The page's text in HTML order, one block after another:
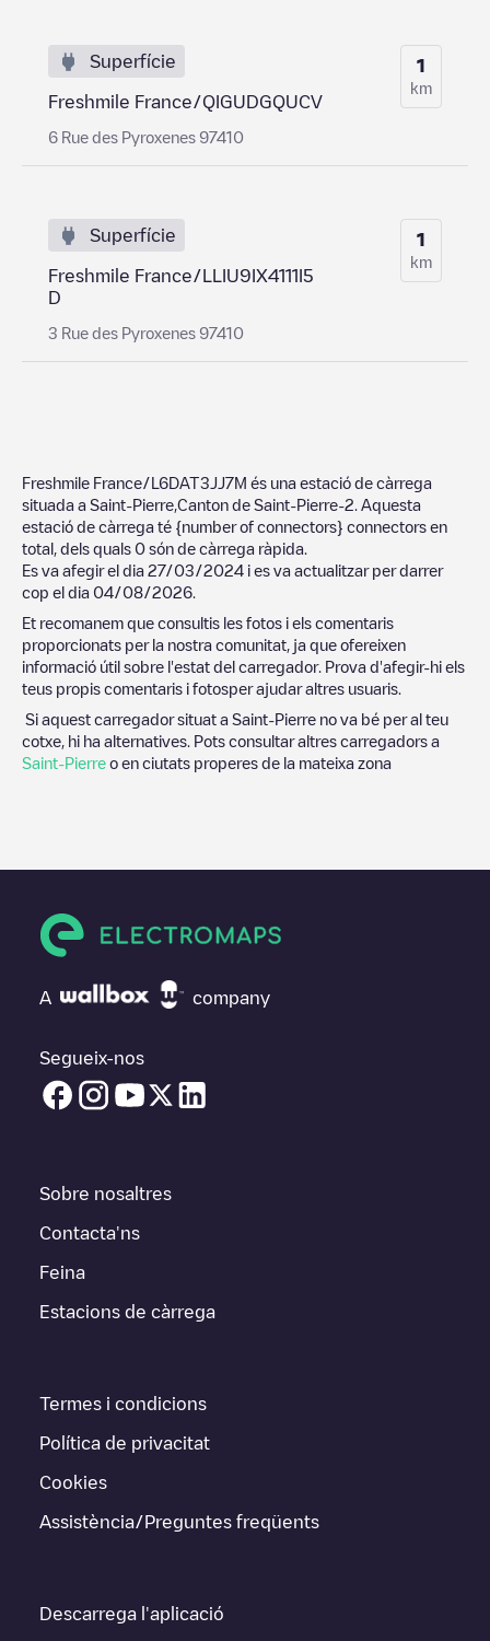
Superfície
Freshmile France/QIGUDGQUCV
6 Rue des Pyroxenes 97410
1
km
Superfície
Freshmile France/LLIU9IX4111I5
D
3 Rue des Pyroxenes 97410
1
km
Freshmile France/L6DAT3JJ7M és una estació de càrrega
situada a Saint-Pierre Canton de Saint-Pierre-2 . Aquesta
estació de càrrega té {number of connectors} connectors en
total, dels quals 0 són de càrrega ràpida.
Es va afegir el dia 27/03/2024 i es va actualitzar per darrer
cop el dia 04/08/2026
Et recomanem que consultis les fotos i els comentaris
proporcionats per la nostra comunitat, ja que ofereixen
informació útil sobre l'estat del carregador. Prova d'afegir-hi els
teus propis comentaris i fotosper ajudar altres usuaris.
Si aquest carregador situat a Saint-Pierre no va bé per al teu
cotxe, hi ha alternatives. Pots consultar altres carregadors a
Saint-Pierre o en ciutats properes de la mateixa zona
A company
Segueix-nos
Sobre nosaltres
Contacta'ns
Feina
Estacions de càrrega
Termes i condicions
Política de privacitat
Cookies
Assistència/Preguntes freqüents
Descarrega l'aplicació